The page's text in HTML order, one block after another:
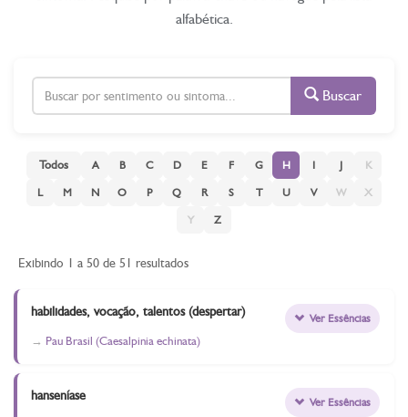
alfabética.
Buscar
Todos A B C D E F G H I J K
L M N O P Q R S T U V W X
Y Z
Exibindo 1 a 50 de 51 resultados
habilidades, vocação, talentos (despertar)
Pau Brasil (Caesalpinia echinata)
Ver Essências
hanseníase Ver Essências